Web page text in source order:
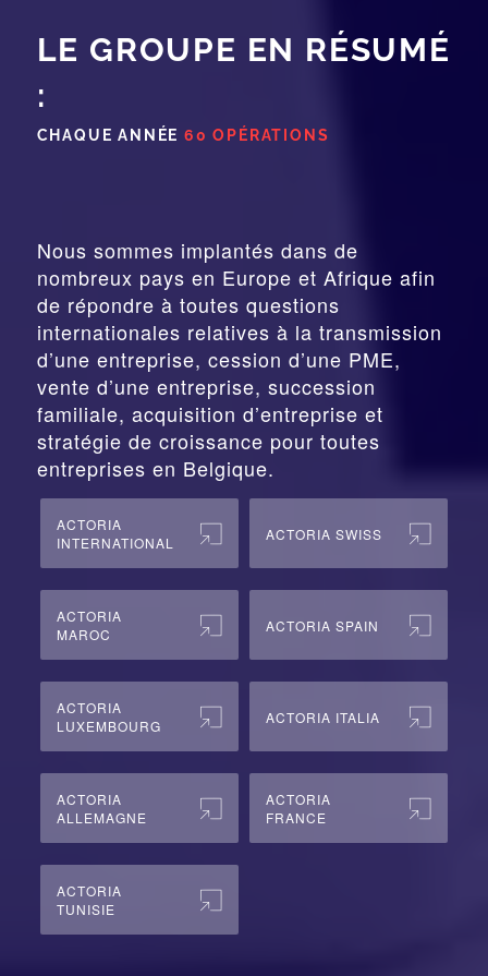
LE GROUPE EN RÉSUMÉ
:
CHAQUE ANNÉE 60 OPÉRATIONS
Nous sommes implantés dans de
nombreux pays en Europe et Afrique afin
de répondre à toutes questions
internationales relatives à la transmission
d’une entreprise, cession d’une PME,
vente d’une entreprise, succession
familiale, acquisition d’entreprise et
stratégie de croissance pour toutes
entreprises en Belgique.
ACTORIA
INTERNATIONAL
ACTORIA SWISS
ACTORIA
MAROC
ACTORIA SPAIN
ACTORIA
LUXEMBOURG
ACTORIA ITALIA
ACTORIA
ALLEMAGNE
ACTORIA
FRANCE
ACTORIA
TUNISIE